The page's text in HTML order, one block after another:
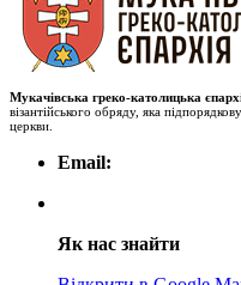
Мукачівська греко-католицька
візантійського обряду, яка
церкви.
Email:
Як нас знайти